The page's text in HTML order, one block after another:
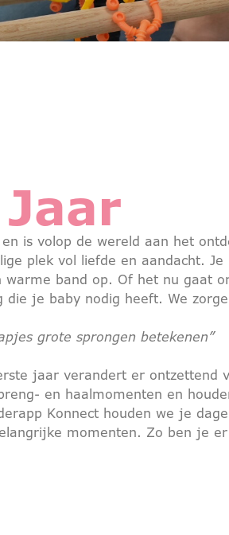
is volop de wereld aan het
plek vol liefde en aandacht.
warme band op. Of het nu gaat
die je baby nodig heeft. We
grote sprongen betekenen”
jaar verandert er ontzettend
en haalmomenten en
Konnect houden we je
momenten. Zo ben je